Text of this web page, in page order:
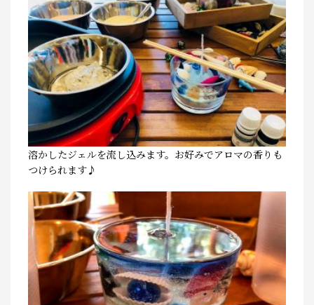
溶かしたジェルを流し込みます。お好みでアロマの香りも
つけられます♪